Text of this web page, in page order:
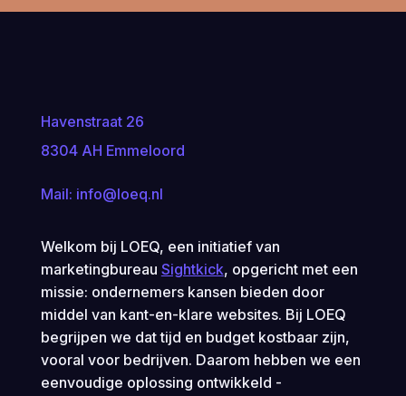
Havenstraat 26
8304 AH Emmeloord
Mail: info@loeq.nl
Welkom bij LOEQ, een initiatief van
marketingbureau Sightkick, opgericht met een
missie: ondernemers kansen bieden door
middel van kant-en-klare websites. Bij LOEQ
begrijpen we dat tijd en budget kostbaar zijn,
vooral voor bedrijven. Daarom hebben we een
eenvoudige oplossing ontwikkeld -